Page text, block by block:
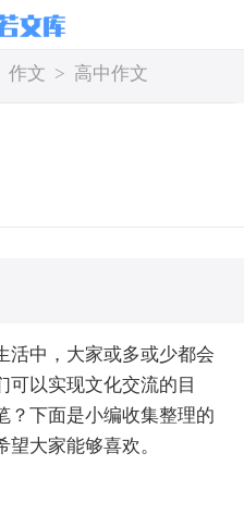
作文 > 高中作文
活中，大家或多或少都会
可以实现文化交流的目
？下面是小编收集整理的
大家能够喜欢。